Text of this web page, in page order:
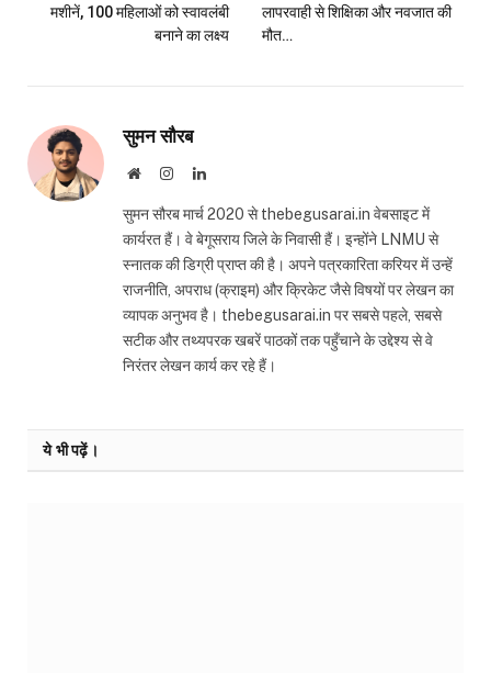
मशीनें, 100 महिलाओं को स्वावलंबी
बनाने का लक्ष्य
लापरवाही से शिक्षिका और नवजात की
मौत…
सुमन सौरब
WebsiteInstagramLinkedIn
सुमन सौरब मार्च 2020 से thebegusarai.in वेबसाइट में
कार्यरत हैं। वे बेगूसराय जिले के निवासी हैं। इन्होंने LNMU से
स्नातक की डिग्री प्राप्त की है। अपने पत्रकारिता करियर में उन्हें
राजनीति, अपराध (क्राइम) और क्रिकेट जैसे विषयों पर लेखन का
व्यापक अनुभव है। thebegusarai.in पर सबसे पहले, सबसे
सटीक और तथ्यपरक खबरें पाठकों तक पहुँचाने के उद्देश्य से वे
निरंतर लेखन कार्य कर रहे हैं।
ये भी पढ़ें।